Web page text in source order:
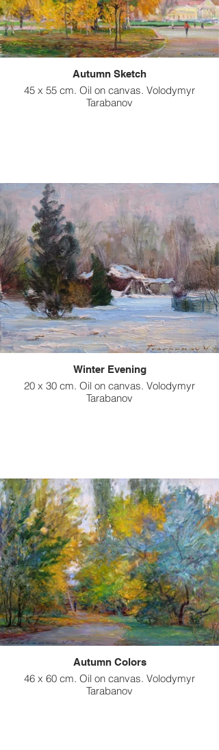
Autumn Sketch
45 x 55 cm. Oil on canvas. Volodymyr
Tarabanov
Winter Evening
20 x 30 cm. Oil on canvas. Volodymyr
Tarabanov
Autumn Colors
46 x 60 cm. Oil on canvas. Volodymyr
Tarabanov